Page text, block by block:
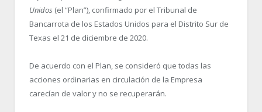
Unidos (el “Plan”), confirmado por el Tribunal de
Bancarrota de los Estados Unidos para el Distrito Sur de
Texas el 21 de diciembre de 2020.
De acuerdo con el Plan, se consideró que todas las
acciones ordinarias en circulación de la Empresa
carecían de valor y no se recuperarán.